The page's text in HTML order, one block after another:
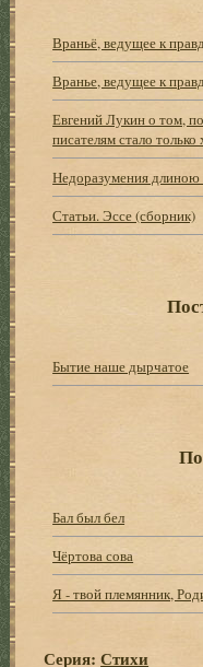
Враньё, ведущее к
Вранье, ведущее к
Евгений Лукин о том,
писателям стало
Недоразумения длиною
Статьи. Эссе (сборник)
Бытие наше дырчатое
Бал был бел
Чёртова сова
Я - твой племянник,
Серия:Стихи